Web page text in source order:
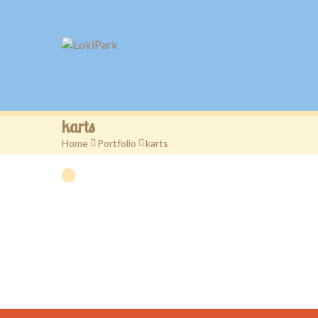
karts
Home > Portfolio >karts